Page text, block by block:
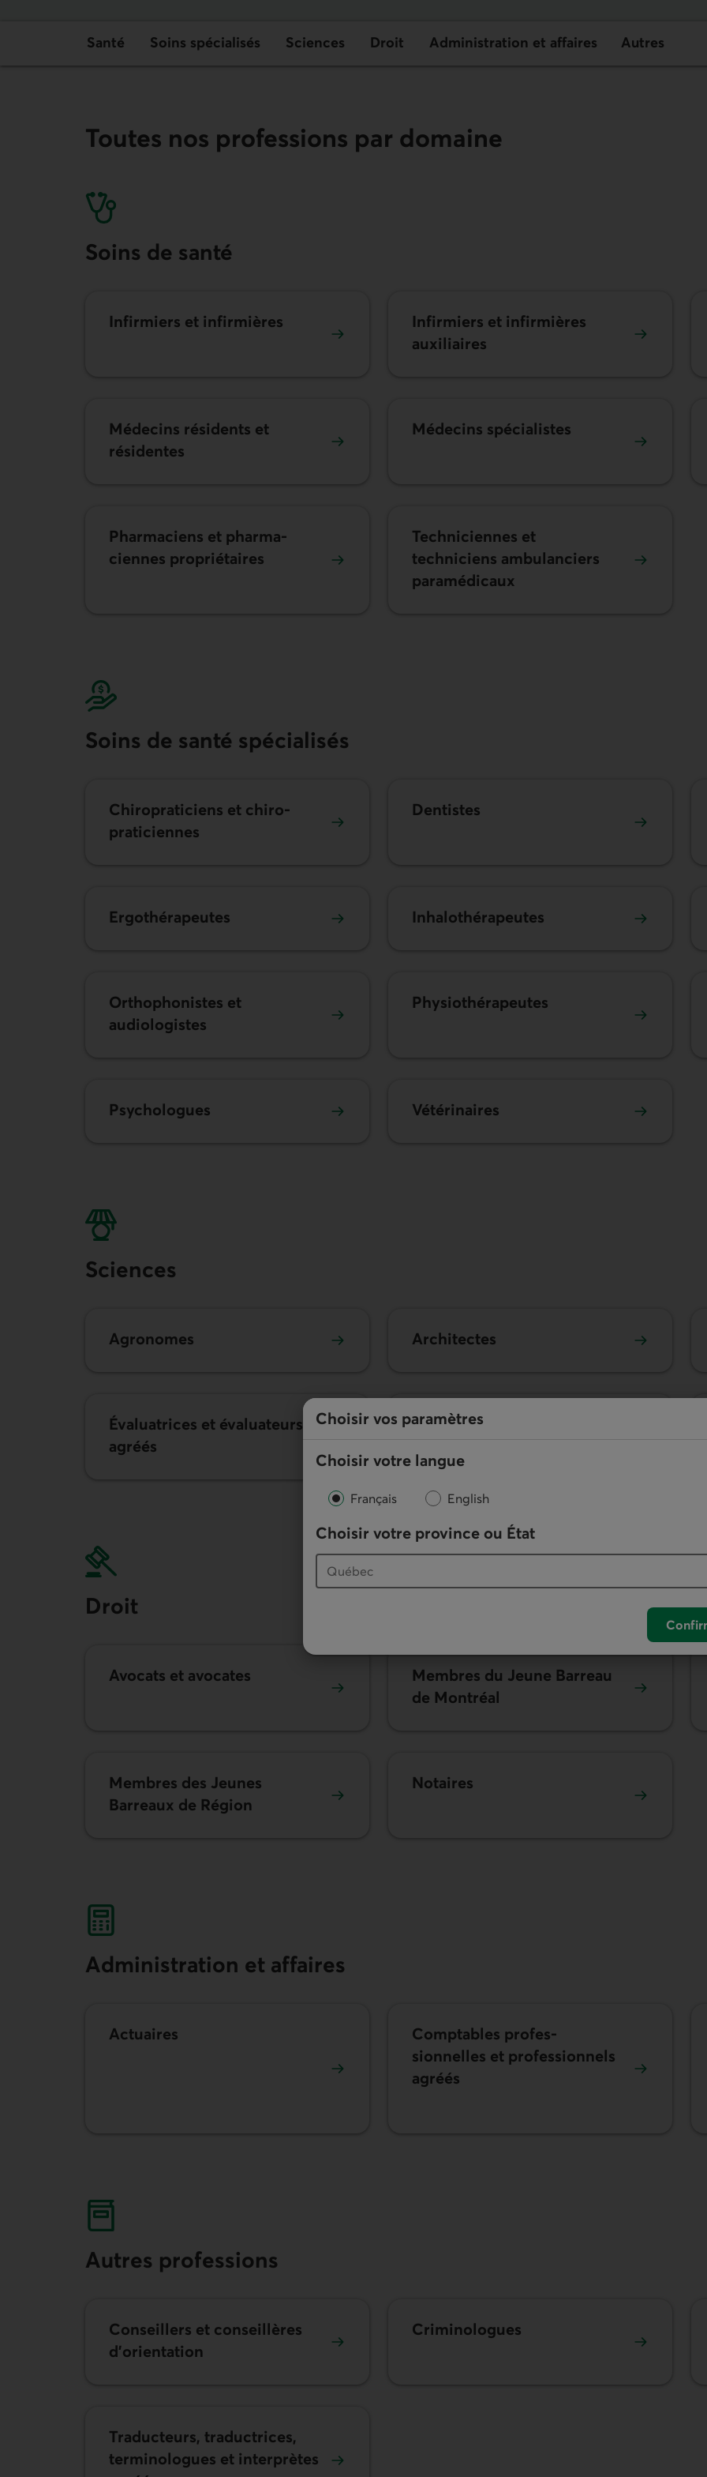
Choisir vos paramètres
Choisir votre langue
Français English
Choisir votre province ou État
Santé Soins spécialisés Sciences Droit Administration et affaires Autres
Toutes nos professions par domaine
Soins de santé
Infirmiers et infirmières
Infirmiers et infirmières
auxiliaires
Médecins résidents et
résidentes
Médecins spécialistes
Pharmaciens et pharma­
ciennes propriétaires
Techniciennes et
techniciens ambulanciers
paramédicaux
Soins de santé spécialisés
Chiro­praticiens et chiro­
praticiennes
Dentistes
Ergo­­thérapeutes Inhalo­thérapeutes
Ortho­phonistes et
audiologistes
Physio­thérapeutes
Psychologues Vétérinaires
Sciences
Agronomes Architectes
Évaluatrices et évaluateurs
agréés
Ingénieurs et ingénieures
Droit
Avocats et avocates
Membres du Jeune Barreau
de Montréal
Membres des Jeunes
Barreaux de Région
Notaires
Adminis­tration et affaires
Actuaires
Comptables profes­
sionnelles et profe­ssionnels
agréés
Autres professions
Conseillers et conseillères
d’orientation
Criminologues
Traducteurs, traductrices,
terminologues et interprètes